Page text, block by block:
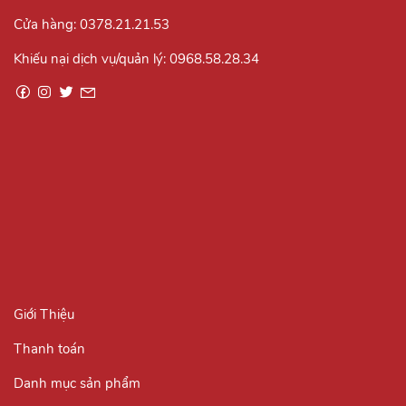
Cửa hàng: 0378.21.21.53
Khiếu nại dịch vụ/quản lý: 0968.58.28.34
Giới Thiệu
Thanh toán
Danh mục sản phẩm